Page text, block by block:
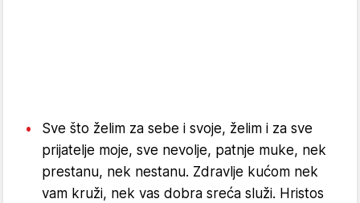
Sve što želim za sebe i svoje, želim i za sve
prijatelje moje, sve nevolje, patnje muke, nek
prestanu, nek nestanu. Zdravlje kućom nek
vam kruži, nek vas dobra sreća služi. Hristos